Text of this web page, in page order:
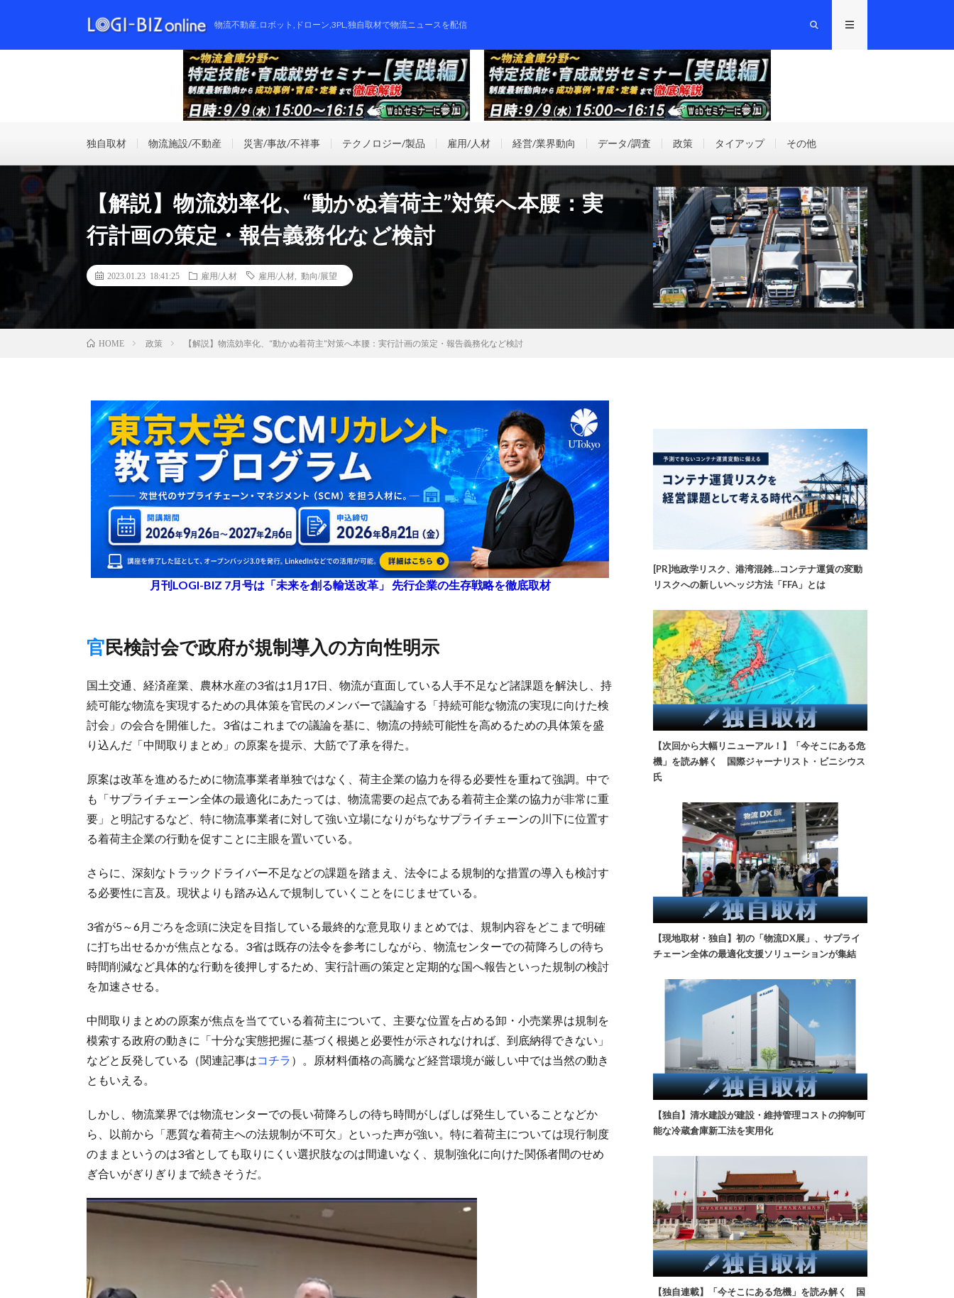
物流不動産,ロボット,ドローン,3PL,独自取材で物流ニュースを配信
独自取材 物流施設/不動産 災害/事故/不祥事 テクノロジー/製品 雇用/人材 経営/業界動向 データ/調査 政策 タイアップ その他
【解説】物流効率化、“動かぬ着荷主”対策へ本腰：実
行計画の策定・報告義務化など検討
2023.01.23 18:41:25 雇用/人材 雇用/人材 動向/展望
HOME 政策 【解説】物流効率化、“動かぬ着荷主”対策へ本腰：実行計画の策定・報告義務化など検討
月刊LOGI-BIZ 7月号は「未来を創る輸送改革」 先行企業の生存戦略を徹底取材
官民検討会で政府が規制導入の方向性明示
国土交通、経済産業、農林水産の3省は1月17日、物流が直面している人手不足など諸課題を解決し、持
続可能な物流を実現するための具体策を官民のメンバーで議論する「持続可能な物流の実現に向けた検
討会」の会合を開催した。3省はこれまでの議論を基に、物流の持続可能性を高めるための具体策を盛
り込んだ「中間取りまとめ」の原案を提示、大筋で了承を得た。
原案は改革を進めるために物流事業者単独ではなく、荷主企業の協力を得る必要性を重ねて強調。中で
も「サプライチェーン全体の最適化にあたっては、物流需要の起点である着荷主企業の協力が非常に重
要」と明記するなど、特に物流事業者に対して強い立場になりがちなサプライチェーンの川下に位置す
る着荷主企業の行動を促すことに主眼を置いている。
さらに、深刻なトラックドライバー不足などの課題を踏まえ、法令による規制的な措置の導入も検討す
る必要性に言及。現状よりも踏み込んで規制していくことをにじませている。
3省が5～6月ごろを念頭に決定を目指している最終的な意見取りまとめでは、規制内容をどこまで明確
に打ち出せるかが焦点となる。3省は既存の法令を参考にしながら、物流センターでの荷降ろしの待ち
時間削減など具体的な行動を後押しするため、実行計画の策定と定期的な国へ報告といった規制の検討
を加速させる。
中間取りまとめの原案が焦点を当てている着荷主について、主要な位置を占める卸・小売業界は規制を
模索する政府の動きに「十分な実態把握に基づく根拠と必要性が示されなければ、到底納得できない」
などと反発している（関連記事はコチラ ）。原材料価格の高騰など経営環境が厳しい中では当然の動き
ともいえる。
しかし、物流業界では物流センターでの長い荷降ろしの待ち時間がしばしば発生していることなどか
ら、以前から「悪質な着荷主への法規制が不可欠」といった声が強い。特に着荷主については現行制度
のままというのは3省としても取りにくい選択肢なのは間違いなく、規制強化に向けた関係者間のせめ
ぎ合いがぎりぎりまで続きそうだ。
[PR]地政学リスク、港湾混雑…コンテナ運賃の変動
リスクへの新しいヘッジ方法「FFA」とは
【次回から大幅リニューアル！】「今そこにある危
機」を読み解く 国際ジャーナリスト・ビニシウス
氏
【現地取材・独自】初の「物流DX展」、サプライ
チェーン全体の最適化支援ソリューションが集結
【独自】清水建設が建設・維持管理コストの抑制可
能な冷蔵倉庫新工法を実用化
【独自連載】「今そこにある危機」を読み解く 国